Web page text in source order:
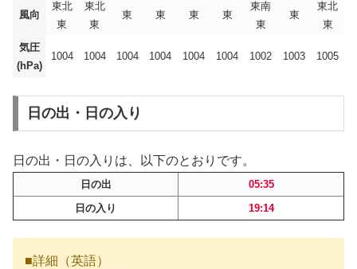
風向
東北
東
東北
東
東 東 東 東
東南
東
東
東北
東
気圧
(hPa)
1004 1004 1004 1004 1004 1004 1002 1003 1005
日の出・日の入り
日の出・日の入りは、以下のとおりです。
日の出
05:35
日の入り
19:14
■詳細（英語）